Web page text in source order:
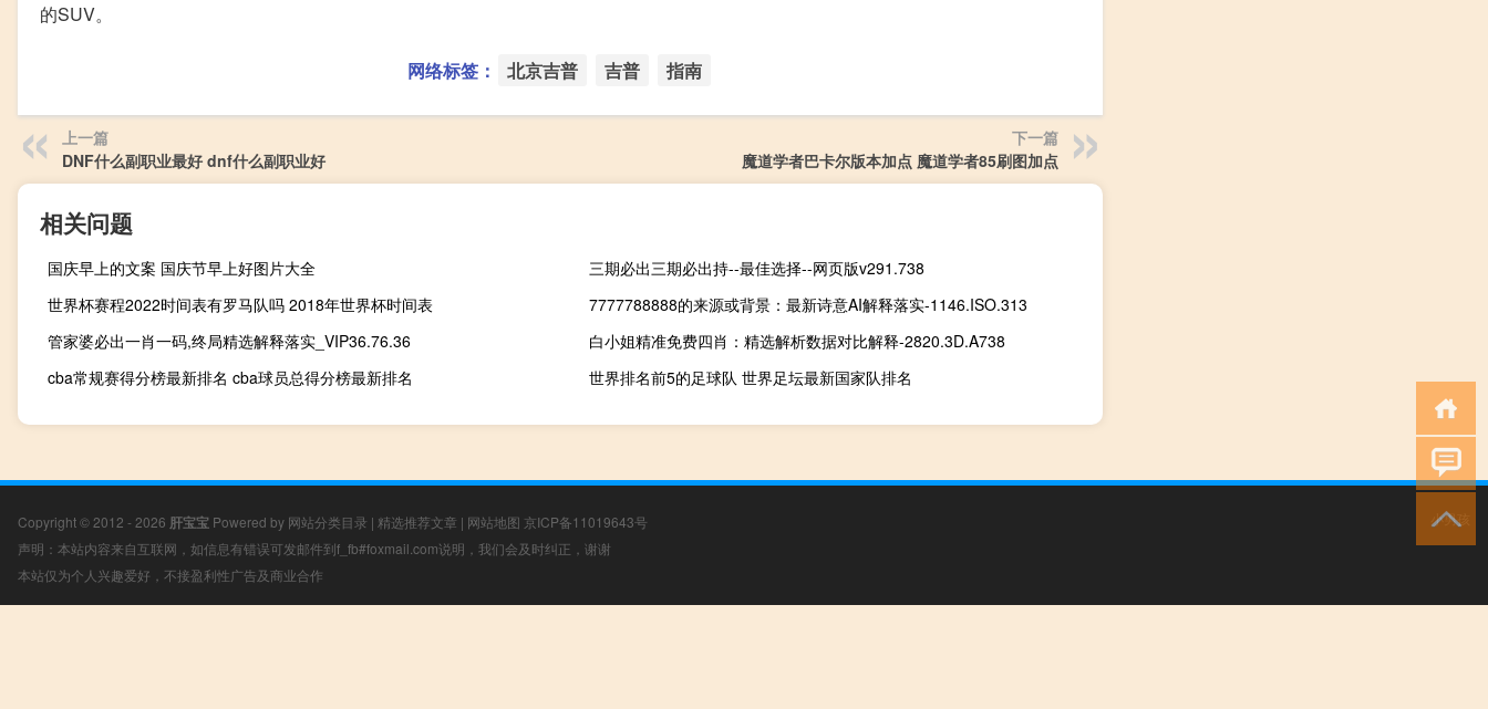
的SUV。
网络标签： 北京吉普 吉普 指南
上一篇
DNF什么副职业最好 dnf什么副职业好
下一篇
魔道学者巴卡尔版本加点 魔道学者85刷图加点
相关问题
国庆早上的文案 国庆节早上好图片大全
三期必出三期必出持--最佳选择--网页版v291.738
世界杯赛程2022时间表有罗马队吗 2018年世界杯时间表
7777788888的来源或背景：最新诗意AI解释落实-1146.ISO.313
管家婆必出一肖一码,终局精选解释落实_VIP36.76.36
白小姐精准免费四肖：精选解析数据对比解释-2820.3D.A738
cba常规赛得分榜最新排名 cba球员总得分榜最新排名
世界排名前5的足球队 世界足坛最新国家队排名
Copyright © 2012 - 2026 肝宝宝 Powered by 网站分类目录 | 精选推荐文章 | 网站地图 京ICP备11019643号
声明：本站内容来自互联网，如信息有错误可发邮件到f_fb#foxmail.com说明，我们会及时纠正，谢谢
本站仅为个人兴趣爱好，不接盈利性广告及商业合作
小男孩